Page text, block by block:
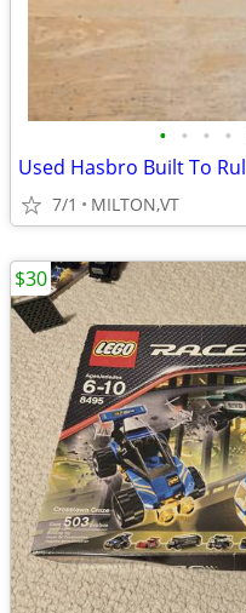
• • • •
7/1 MILTON,VT
$30